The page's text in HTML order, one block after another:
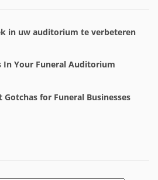
in uw auditorium te verbeteren
In Your Funeral Auditorium
Gotchas for Funeral Businesses